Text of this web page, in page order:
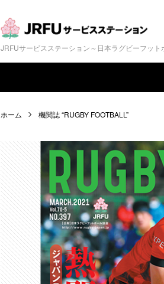
JRFUサービスステーション～日本ラグビーフット
ホーム 機関誌 “RUGBY FOOTBALL”